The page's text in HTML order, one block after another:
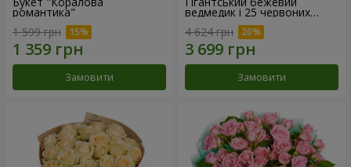
романтика"
1 599 грн
Замовити
ведмедик і 25 червоних
троянд
4 624 грн
Замовити